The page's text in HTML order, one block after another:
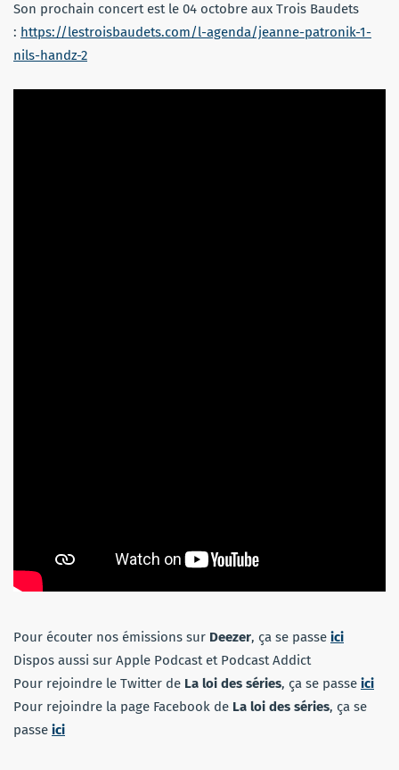
Son prochain concert est le 04 octobre aux Trois Baudets
: https://lestroisbaudets.com/l-agenda/jeanne-patronik-1-
nils-handz-2
Pour écouter nos émissions sur Deezer, ça se passe ici
Dispos aussi sur Apple Podcast et Podcast Addict
Pour rejoindre le Twitter de La loi des séries, ça se passe ici
Pour rejoindre la page Facebook de La loi des séries, ça se
passe ici